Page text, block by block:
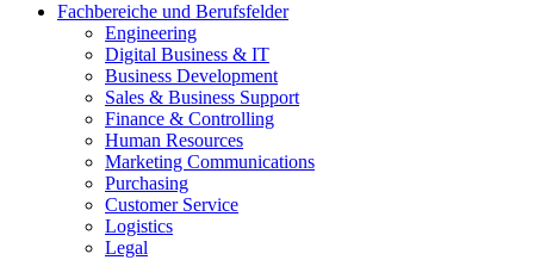
Fachbereiche und Berufsfelder
Engineering
Digital Business & IT
Business Development
Sales & Business Support
Finance & Controlling
Human Resources
Marketing Communications
Purchasing
Customer Service
Logistics
Legal